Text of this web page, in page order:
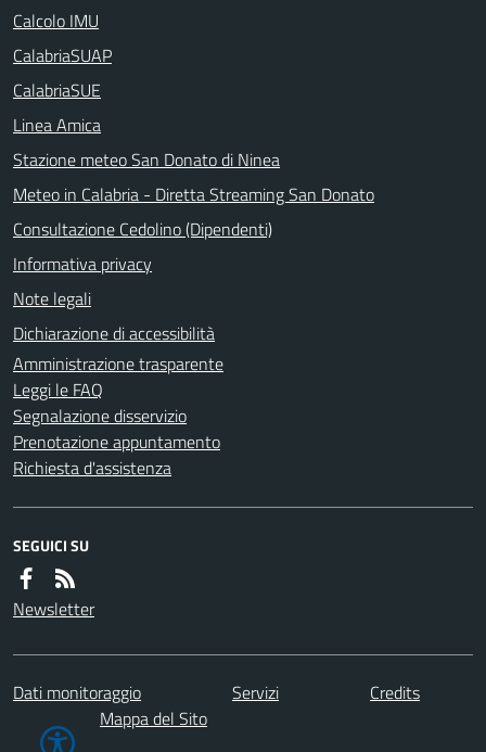
Calcolo IMU
CalabriaSUAP
CalabriaSUE
Linea Amica
Stazione meteo San Donato di Ninea
Meteo in Calabria - Diretta Streaming San Donato
Consultazione Cedolino (Dipendenti)
Informativa privacy
Note legali
Dichiarazione di accessibilità
Amministrazione trasparente
Leggi le FAQ
Segnalazione disservizio
Prenotazione appuntamento
Richiesta d'assistenza
SEGUICI SU
Newsletter
Dati monitoraggio Servizi
Credits
Mappa del Sito